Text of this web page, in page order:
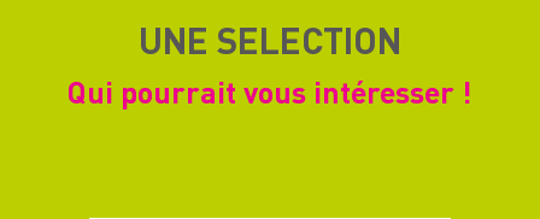
UNE SELECTION
Qui pourrait vous intéresser !